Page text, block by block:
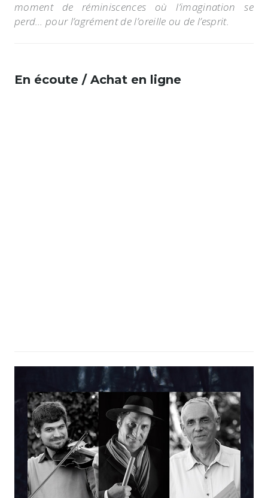
moment de réminiscences où l’imagination se
perd… pour l’agrément de l’oreille ou de l’esprit.
En écoute / Achat en ligne